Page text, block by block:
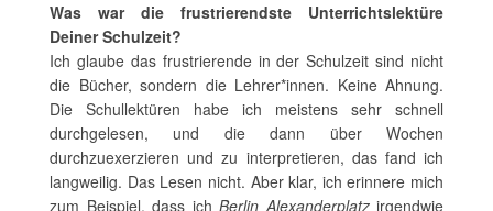
Was war die frustrierendste Unterrichtslektüre
Deiner Schulzeit?
Ich glaube das frustrierende in der Schulzeit sind nicht
die Bücher, sondern die Lehrer*innen. Keine Ahnung.
Die Schullektüren habe ich meistens sehr schnell
durchgelesen, und die dann über Wochen
durchzuexerzieren und zu interpretieren, das fand ich
langweilig. Das Lesen nicht. Aber klar, ich erinnere mich
zum Beispiel, dass ich Berlin Alexanderplatzirgendwie